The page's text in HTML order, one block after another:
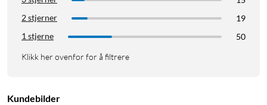
2 stjerner
19
1 stjerne
50
Klikk her ovenfor for å filtrere
Kundebilder